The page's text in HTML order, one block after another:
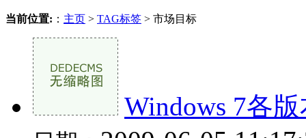
当前位置: ： 主页 > TAG标签 > 市场目标
Windows 7各